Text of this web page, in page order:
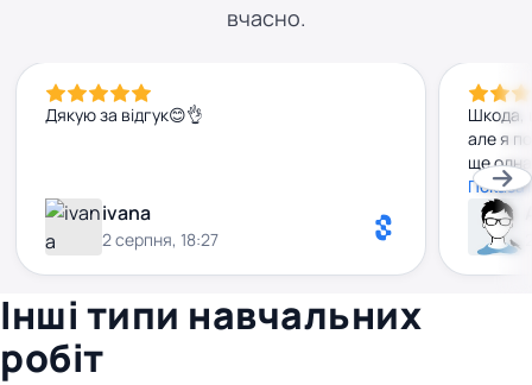
вчасно.
Дякую за відгук😊👌
ivana
2 серпня, 18:27
Шкода,
але я
ще
Інші типи навчальних
робіт